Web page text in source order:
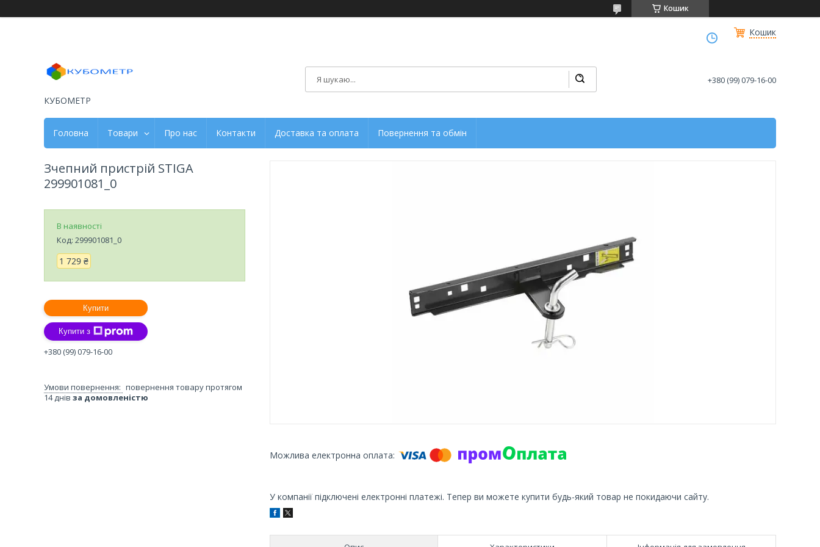
Кошик
Кошик
КУБОМЕТР
+380 (99) 079-16-00
Головна Товари Про нас Контакти Доставка та оплата Повернення та обмін
У компанії підключені електронні платежі. Тепер ви можете купити будь-який товар не покидаючи сайту.
Зчепний пристрій STIGA
299901081_0
В наявності
Код: 299901081_0
1 729 ₴
Купити
Купити з
+380 (99) 079-16-00
повернення товару протягом
14 днів за домовленістю